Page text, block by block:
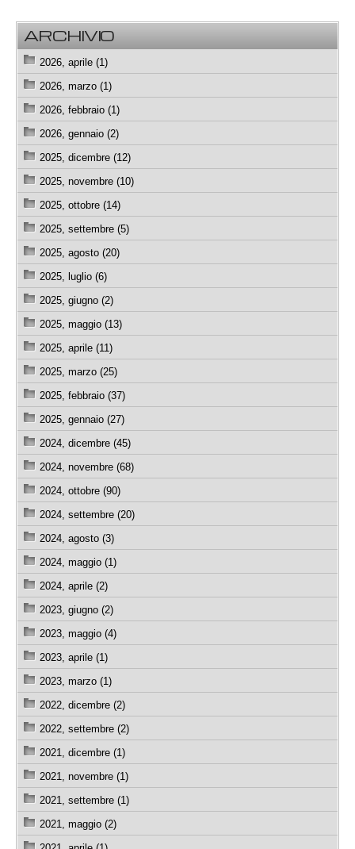
ARCHIVIO
2026, aprile (1)
2026, marzo (1)
2026, febbraio (1)
2026, gennaio (2)
2025, dicembre (12)
2025, novembre (10)
2025, ottobre (14)
2025, settembre (5)
2025, agosto (20)
2025, luglio (6)
2025, giugno (2)
2025, maggio (13)
2025, aprile (11)
2025, marzo (25)
2025, febbraio (37)
2025, gennaio (27)
2024, dicembre (45)
2024, novembre (68)
2024, ottobre (90)
2024, settembre (20)
2024, agosto (3)
2024, maggio (1)
2024, aprile (2)
2023, giugno (2)
2023, maggio (4)
2023, aprile (1)
2023, marzo (1)
2022, dicembre (2)
2022, settembre (2)
2021, dicembre (1)
2021, novembre (1)
2021, settembre (1)
2021, maggio (2)